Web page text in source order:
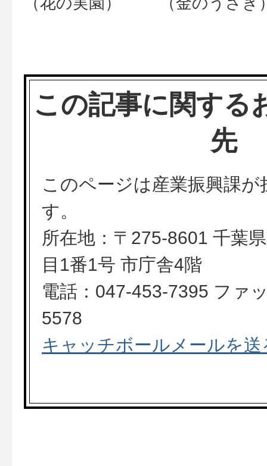
この記事に関する
先
このページは産業振興課
す。
所在地：〒275-8601 千葉
目1番1号 市庁舎4階
電話：047-453-7395 ファ
5578
キャッチボールメールを送